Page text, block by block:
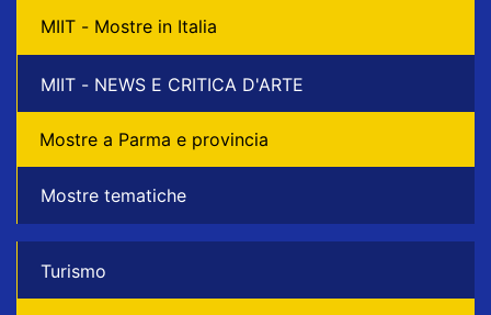
MIIT - Mostre in Italia
MIIT - NEWS E CRITICA D'ARTE
Mostre a Parma e provincia
Mostre tematiche
Turismo